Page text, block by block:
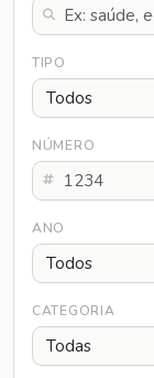
TIPO
NÚMERO
ANO
CATEGORIA